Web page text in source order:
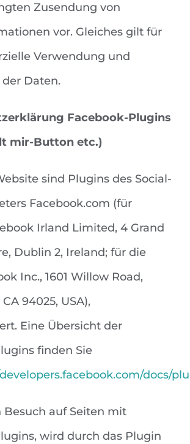
Zusendung von
vor. Gleiches gilt für
Verwendung und
Daten.
Facebook-Plugins
mir-Button etc.)
sind Plugins des Social-
Facebook.com (für
Irland Limited, 4 Grand
Dublin 2, Ireland; für die
Inc., 1601 Willow Road,
94025, USA),
Eine Übersicht der
finden Sie
docs/
Besuch auf Seiten mit
wird durch das Plugin